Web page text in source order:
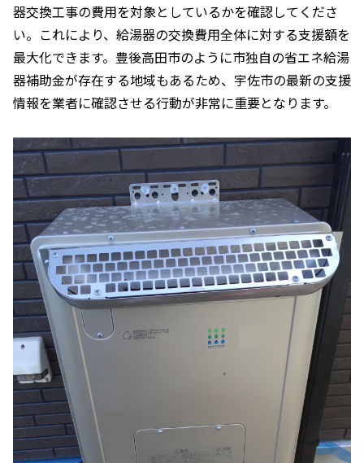
器交換工事の費用を対象としているかを確認してくださ
い。これにより、給湯器の交換費用全体に対する支援額を
最大化できます。豊後高田市のように市独自の省エネ給湯
器補助金が存在する地域もあるため、宇佐市の最新の支援
情報を業者に確認させる行動が非常に重要となります。